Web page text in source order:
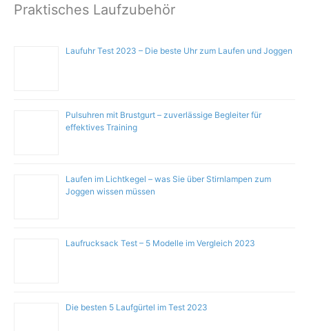
Praktisches Laufzubehör
Laufuhr Test 2023 – Die beste Uhr zum Laufen und Joggen
Pulsuhren mit Brustgurt – zuverlässige Begleiter für
effektives Training
Laufen im Lichtkegel – was Sie über Stirnlampen zum
Joggen wissen müssen
Laufrucksack Test – 5 Modelle im Vergleich 2023
Die besten 5 Laufgürtel im Test 2023